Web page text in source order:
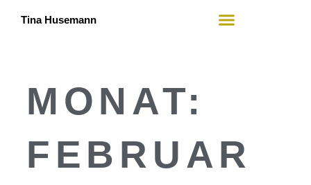
Tina Husemann
MONAT:
FEBRUAR